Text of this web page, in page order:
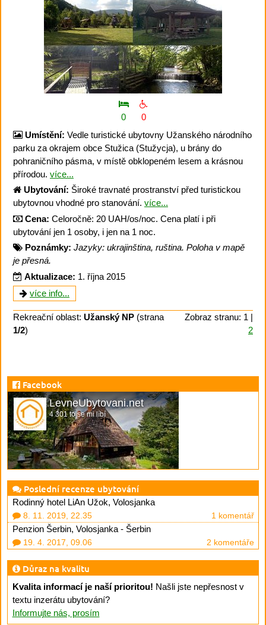
0
0
Umístění: Vedle turistické ubytovny Užanského národního
parku za okrajem obce Stužica (Stužycja), u brány do
pohraničního pásma, v místě obklopeném lesem a krásnou
přírodou. více...
Ubytování: Široké travnaté prostranství před turistickou
ubytovnou vhodné pro stanování. více...
Cena: Celoročně: 20 UAH/os/noc. Cena platí i při
ubytování jen 1 osoby, i jen na 1 noc.
Poznámky: Jazyky: ukrajinština, ruština. Poloha v mapě
je přesná.
Aktualizace: 1. října 2015
více info...
Rekreační oblast: Užanský NP (strana
1/2)
Zobraz stranu: 1 |
2
Facebook
LevneUbytovani.net
4 301 to se mi líbí
Poslední recenze ubytování
Rodinný hotel LiAn Užok, Volosjanka
8. 11. 2019, 22.35 1 komentář
Penzion Šerbin, Volosjanka - Šerbin
19. 4. 2017, 09.06 2 komentáře
Důraz na kvalitu
Kvalita informací je naší prioritou! Našli jste nepřesnost v
textu inzerátu ubytování?
Informujte nás, prosím